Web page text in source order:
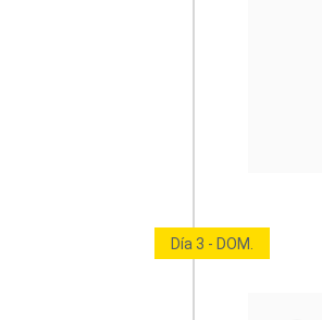
Día 3 - DOM.